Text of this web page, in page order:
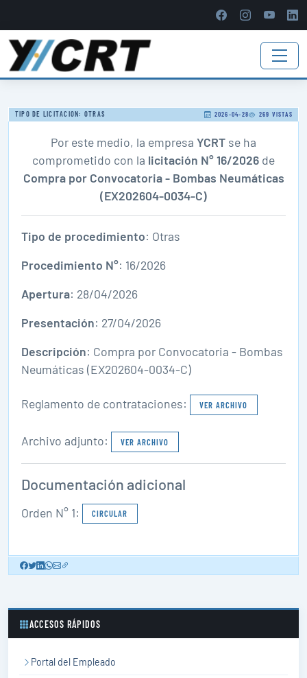
TIPO DE LICITACION: OTRAS 2026-04-28 269 VISTAS
Por este medio, la empresa YCRT se ha
comprometido con la licitación N° 16/2026 de
Compra por Convocatoria - Bombas Neumáticas
(EX202604-0034-C)
Tipo de procedimiento: Otras
Procedimiento N°: 16/2026
Apertura: 28/04/2026
Presentación: 27/04/2026
Descripción: Compra por Convocatoria - Bombas
Neumáticas (EX202604-0034-C)
Reglamento de contrataciones: VER ARCHIVO
Archivo adjunto: VER ARCHIVO
Documentación adicional
Orden N° 1: CIRCULAR
ACCESOS RÁPIDOS
Portal del Empleado